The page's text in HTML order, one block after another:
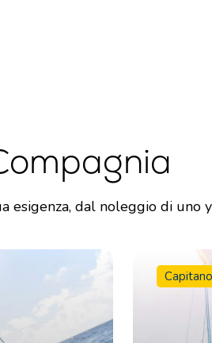
esigenza, dal noleggio di uno